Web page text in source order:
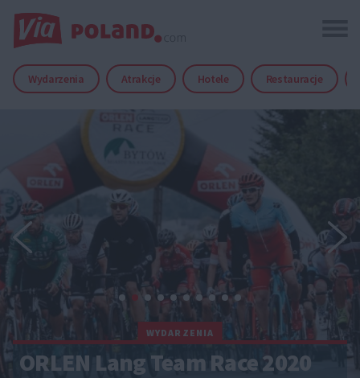
Wydarzenia Atrakcje Hotele Restauracje
WYDARZENIA
ORLEN Lang Team Race 2020